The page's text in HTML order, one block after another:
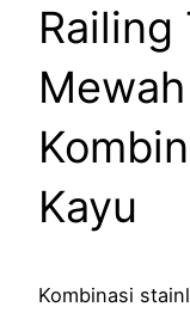
Railing
Kayu
Kombinasi